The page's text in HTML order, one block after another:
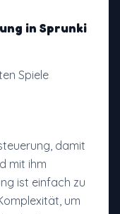
in Sprunki
Spiele
damit
mit ihm
ist einfach zu
um